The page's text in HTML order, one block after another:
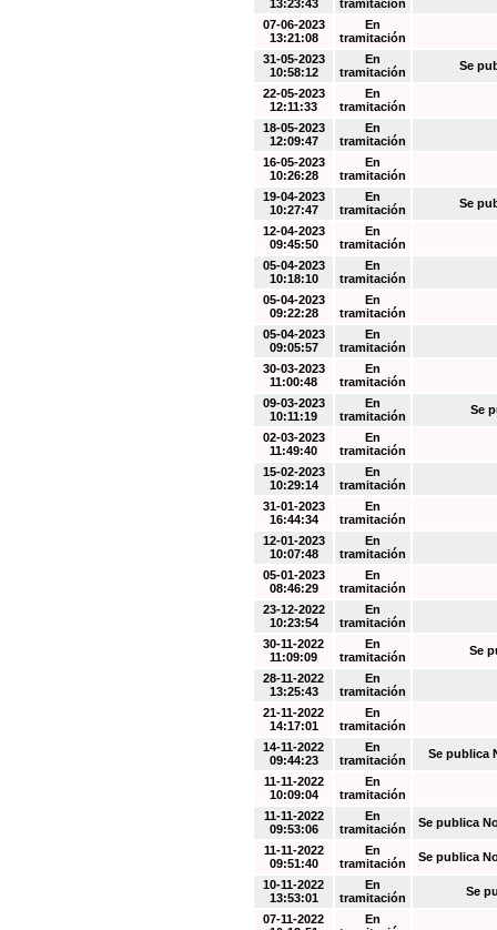
13:23:43
tramitación
07-06-2023
13:21:08
En
tramitación
31-05-2023
10:58:12
En
tramitación
Se
22-05-2023
12:11:33
En
tramitación
18-05-2023
12:09:47
En
tramitación
16-05-2023
10:26:28
En
tramitación
19-04-2023
10:27:47
En
tramitación
Se
12-04-2023
09:45:50
En
tramitación
05-04-2023
10:18:10
En
tramitación
05-04-2023
09:22:28
En
tramitación
05-04-2023
09:05:57
En
tramitación
30-03-2023
11:00:48
En
tramitación
09-03-2023
10:11:19
En
tramitación
Se
02-03-2023
11:49:40
En
tramitación
15-02-2023
10:29:14
En
tramitación
31-01-2023
16:44:34
En
tramitación
12-01-2023
10:07:48
En
tramitación
05-01-2023
08:46:29
En
tramitación
23-12-2022
10:23:54
En
tramitación
30-11-2022
11:09:09
En
tramitación
Se
28-11-2022
13:25:43
En
tramitación
21-11-2022
14:17:01
En
tramitación
14-11-2022
09:44:23
En
tramitación
Se publica
11-11-2022
10:09:04
En
tramitación
11-11-2022
09:53:06
En
tramitación
Se publica
11-11-2022
09:51:40
En
tramitación
Se publica
10-11-2022
13:53:01
En
tramitación
Se
07-11-2022
En